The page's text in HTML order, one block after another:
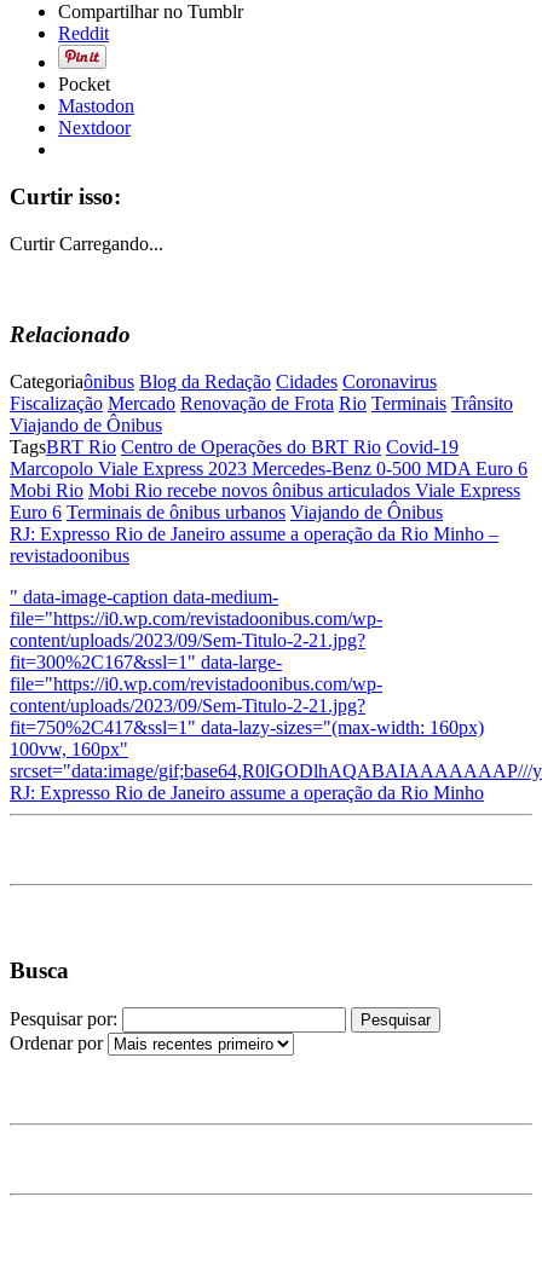
Compartilhar no Tumblr
Reddit
Pocket
Mastodon
Nextdoor
Curtir isso:
Curtir Carregando...
Relacionado
Categoriaônibus Blog da Redação Cidades Coronavirus
Fiscalização Mercado Renovação de Frota Rio Terminais Trânsito
Viajando de Ônibus
TagsBRT Rio Centro de Operações do BRT Rio Covid-19
Marcopolo Viale Express 2023 Mercedes-Benz 0-500 MDA Euro 6
Mobi Rio Mobi Rio recebe novos ônibus articulados Viale Express
Euro 6 Terminais de ônibus urbanos Viajando de Ônibus
RJ: Expresso Rio de Janeiro assume a operação da Rio Minho –
revistadoonibus
" data-image-caption data-medium-
file="https://i0.wp.com/revistadoonibus.com/wp-
content/uploads/2023/09/Sem-Titulo-2-21.jpg?
fit=300%2C167&ssl=1" data-large-
file="https://i0.wp.com/revistadoonibus.com/wp-
content/uploads/2023/09/Sem-Titulo-2-21.jpg?
fit=750%2C417&ssl=1" data-lazy-sizes="(max-width: 160px)
100vw, 160px"
srcset="data:image/
RJ: Expresso Rio de Janeiro assume a operação da Rio Minho
Busca
Pesquisar por:
Ordenar por